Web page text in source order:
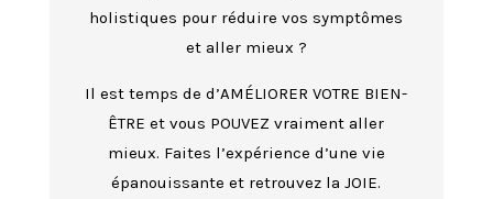
holistiques pour réduire vos symptômes
et aller mieux ?
Il est temps de d’AMÉLIORER VOTRE BIEN-
ÊTRE et vous POUVEZ vraiment aller
mieux. Faites l’expérience d’une vie
épanouissante et retrouvez la JOIE.